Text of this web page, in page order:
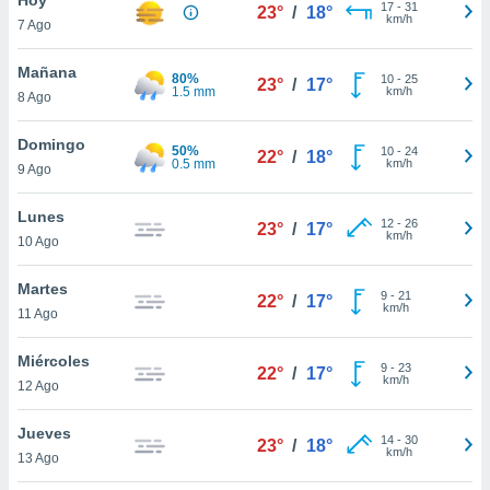
en
más
nuestra
de
cookies
aceptar
7 Ago
23° / 18° 17- 31
km/h
Mañana
8 Ago
80%
1.5 mm
23° / 17° 10- 25
km/h
Domingo
9 Ago
50%
0.5 mm
22° / 18° 10- 24
km/h
Lunes
10 Ago
23° / 17° 12- 26
km/h
Martes
11 Ago
22° / 17° 9- 21
km/h
Miércoles
12 Ago
22° / 17° 9- 23
km/h
Jueves
13 Ago
23° / 18° 14- 30
km/h